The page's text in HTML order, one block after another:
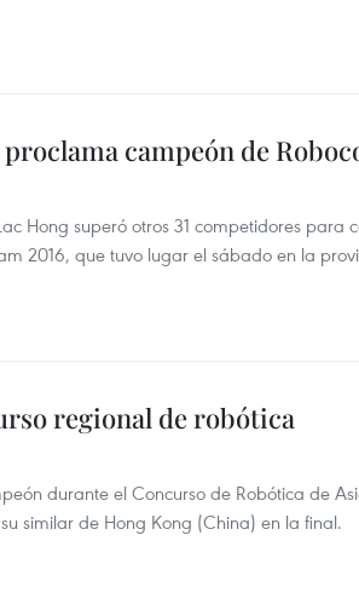
campeón de
Hong superó otros 31 competidores para
2016, que tuvo lugar el sábado en la
regional de robótica
durante el Concurso de Robótica de
similar de Hong Kong (China) en la final.